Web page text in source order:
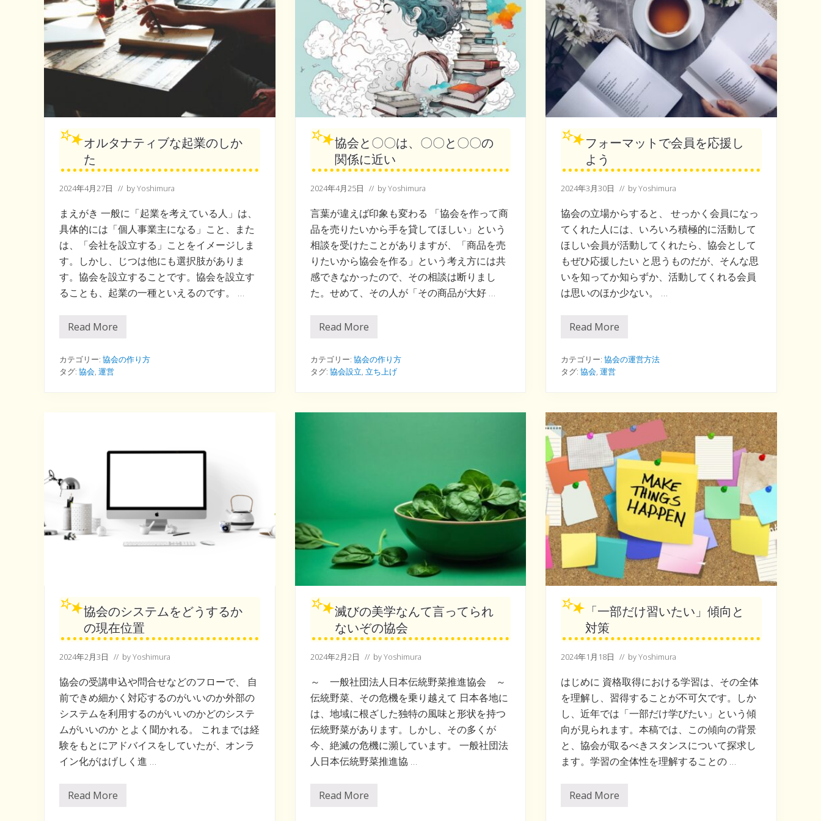
ど
理
由
オルタナティブな起業のしか
た
2024年4月27日 // byYoshimura
まえがき 一般に「起業を考えている人」は、
具体的には「個人事業主になる」こと、また
は、「会社を設立する」ことをイメージしま
す。しかし、じつは他にも選択肢がありま
す。協会を設立することです。協会を設立す
ることも、起業の一種といえるのです。 …
オ
ナ
テ
ィ
Read More
カテゴリー: 協会の作り方
タグ: 協会, 運営
協会と〇〇は、〇〇と〇〇の
関係に近い
2024年4月25日 // byYoshimura
言葉が違えば印象も変わる 「協会を作って商
品を売りたいから手を貸してほしい」という
相談を受けたことがありますが、「商品を売
りたいから協会を作る」という考え方には共
感できなかったので、その相談は断りまし
た。せめて、その人が「その商品が大好 …
協
〇
〇
は
Read More
カテゴリー: 協会の作り方
タグ: 協会設立, 立ち上げ
フォーマットで会員を応援し
よう
2024年3月30日 // byYoshimura
協会の立場からすると、 せっかく会員になっ
てくれた人には、いろいろ積極的に活動して
ほしい会員が活動してくれたら、協会として
もぜひ応援したい と思うものだが、そんな思
いを知ってか知らずか、活動してくれる会員
は思いのほか少ない。 …
フ
マ
ッ
ト
を
応
援
し
よ
う
Read More
カテゴリー:協会の運営方法
タグ:協会,運営
協会のシステムをどうするか
の現在位置
2024年2月3日 // byYoshimura
協会の受講申込や問合せなどのフローで、 自
前できめ細かく対応するのがいいのか外部の
システムを利用するのがいいのかどのシステ
ムがいいのか とよく聞かれる。 これまでは経
験をもとにアドバイスをしていたが、オンラ
イン化がはげしく進 …
協
Read More
滅びの美学なんて言ってられ
ないぞの協会
2024年2月2日 // byYoshimura
～ 一般社団法人日本伝統野菜推進協会 ～
伝統野菜、その危機を乗り越えて 日本各地に
は、地域に根ざした独特の風味と形状を持つ
伝統野菜があります。しかし、その多くが
今、絶滅の危機に瀕しています。 一般社団法
人日本伝統野菜推進協 …
滅
Read More
「一部だけ習いたい」傾向と
対策
2024年1月18日 // byYoshimura
はじめに 資格取得における学習は、その全体
を理解し、習得することが不可欠です。しか
し、近年では「一部だけ学びたい」という傾
向が見られます。本稿では、この傾向の背景
と、協会が取るべきスタンスについて探求し
ます。学習の全体性を理解することの …
「
Read More